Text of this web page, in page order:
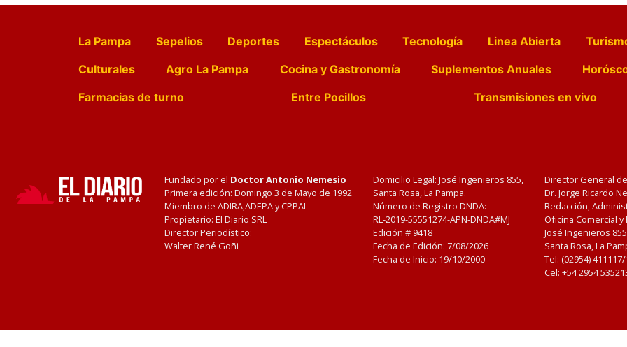
La Pampa Sepelios Deportes Espectáculos Tecnología Linea Abierta
Culturales
Agro La Pampa Cocina y Gastronomía Suplementos Anuales
Farmacias de turno
Entre Pocillos Transmisiones en vivo
Fundado por el Doctor Antonio Nemesio
Primera edición: Domingo 3 de Mayo de 1992
Miembro de ADIRA,ADEPA y CPPAL
Propietario: El Diario SRL
Director Periodístico:
Walter René Goñi
Domicilio Legal: José Ingenieros 855,
Santa Rosa, La Pampa.
Número de Registro DNDA:
RL-2019-55551274-APN-DNDA#MJ
Edición # 9418
Fecha de Edición: 7/08/2026
Fecha de Inicio: 19/10/2000
Director General
Dr. Jorge Ricardo
Redacción,
Oficina Comercial
José Ingenieros
Santa Rosa, La
Tel: (02954)
Cel: +54 2954